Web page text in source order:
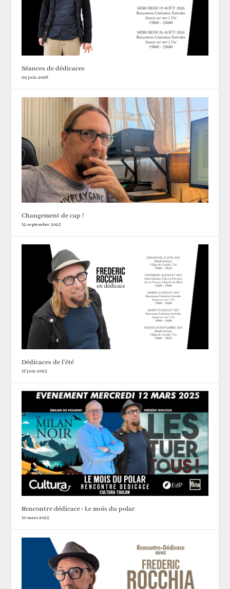
Séances de dédicaces
29 juin 2026
Changement de cap !
12 septembre 2025
Dédicaces de l’été
17 juin 2025
Rencontre dédicace : Le mois du polar
10 mars 2025